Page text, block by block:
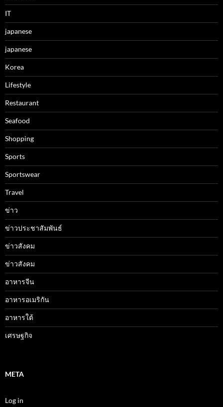
IT
japanese
japanese
Korea
Lifestyle
Restaurant
Seafood
Shopping
Sports
Sportswear
Travel
ข่าว
ข่าวประชาสัมพันธ์
ข่าวสังคม
ข่าวสังคม
อาหารจีน
อาหารอเมริกัน
อาหารใต้
เศรษฐกิจ
META
Log in